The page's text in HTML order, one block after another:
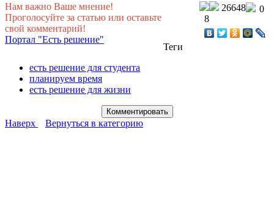
Нам важно Ваше мнение!
Проголосуйте за статью или оставьте
свой комментарий!
Портал "Есть решение"
0
26648
8
Теги
есть решение для студента
планируем время
есть решение для жизни
Наверх Вернуться в категорию